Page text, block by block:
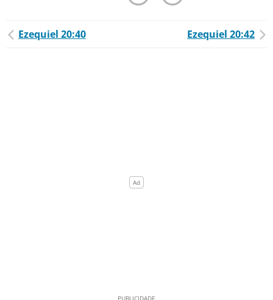
Ezequiel 20:40 Ezequiel 20:42